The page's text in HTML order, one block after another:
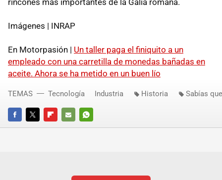
rincones más importantes de la Galia romana.
Imágenes | INRAP
En Motorpasión | Un taller paga el finiquito a un
empleado con una carretilla de monedas bañadas en
aceite. Ahora se ha metido en un buen lío
FACEBOOKTWITTERFLIPBOARD
E-
WHATSAPP
TEMAS Tecnología Industria Historia Sabías que